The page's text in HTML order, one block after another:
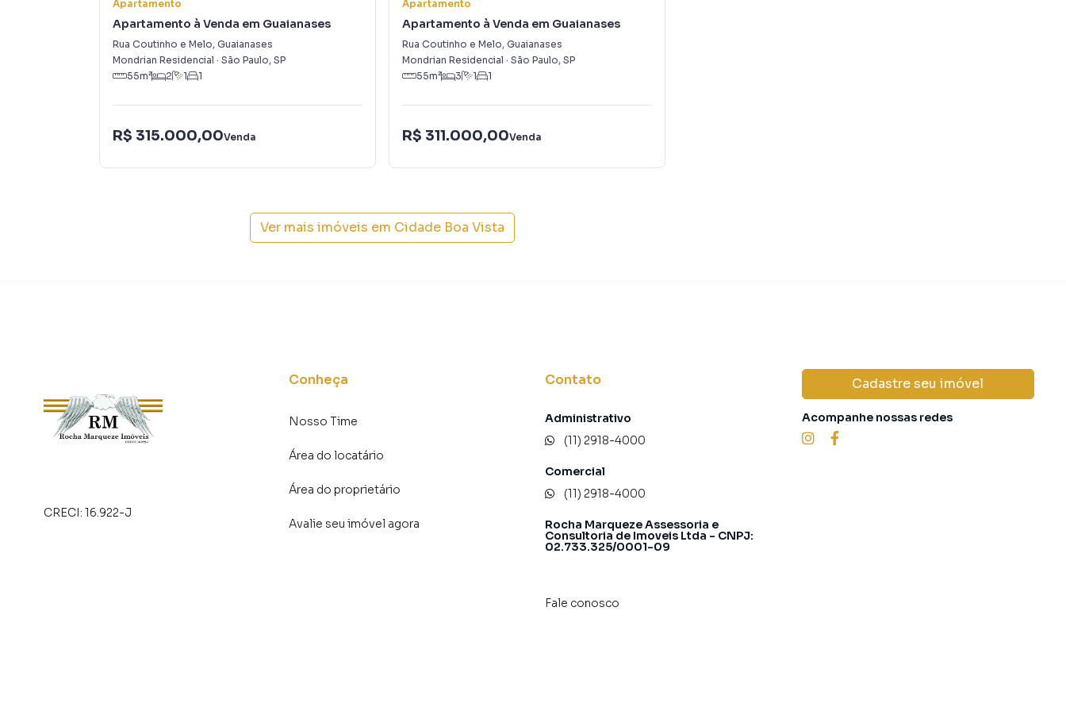
Apartamento
Apartamento à Venda em Guaianases
Rua Coutinho e Melo, Guaianases
Mondrian Residencial · São Paulo, SP
55m² 2 1 1
R$ 315.000,00Venda
Apartamento
Apartamento à Venda em Guaianases
Rua Coutinho e Melo, Guaianases
Mondrian Residencial · São Paulo, SP
55m² 3 1 1
R$ 311.000,00Venda
Ver mais imóveis em Cidade Boa Vista
CRECI: 16.922-J
Conheça
Nosso Time
Área do locatário
Área do proprietário
Avalie seu imóvel agora
Contato
Administrativo
(11) 2918-4000
Comercial
(11) 2918-4000
Rocha Marqueze Assessoria e
Consultoria de Imoveis Ltda - CNPJ:
02.733.325/0001-09
Fale conosco
Cadastre seu imóvel
Acompanhe nossas redes